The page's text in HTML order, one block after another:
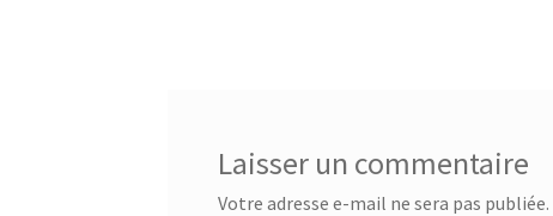
Laisser un commentaire
Votre adresse e-mail ne sera pas publiée.